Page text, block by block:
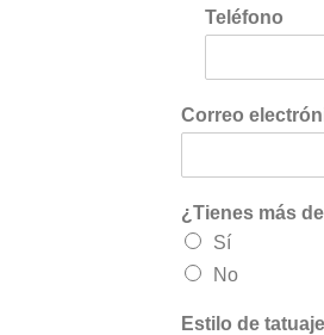
Teléfono
Correo
¿Tienes más
Sí
No
Estilo de tatuaje